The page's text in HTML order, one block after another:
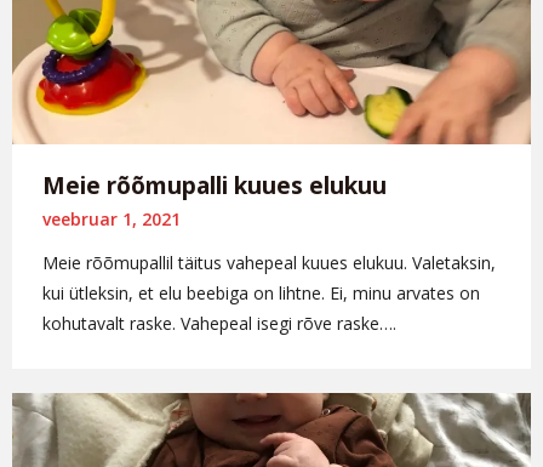
Meie rõõmupalli kuues elukuu
veebruar 1, 2021
Meie rõõmupallil täitus vahepeal kuues elukuu. Valetaksin,
kui ütleksin, et elu beebiga on lihtne. Ei, minu arvates on
kohutavalt raske. Vahepeal isegi rõve raske….